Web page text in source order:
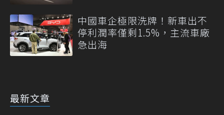
中國車企極限洗牌！新車出不
停利潤率僅剩1.5%，主流車廠
急出海
最新文章